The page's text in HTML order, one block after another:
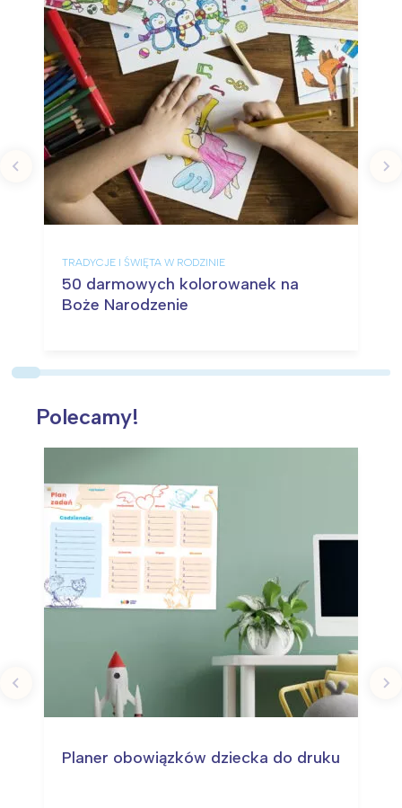
TRADYCJE I ŚWIĘTA W RODZINIE
50 darmowych kolorowanek na
Boże Narodzenie
Polecamy!
Planer obowiązków dziecka do druku